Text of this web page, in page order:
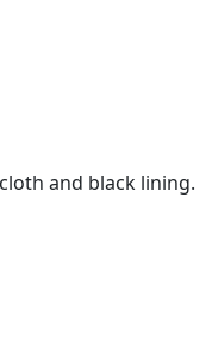
and black lining.